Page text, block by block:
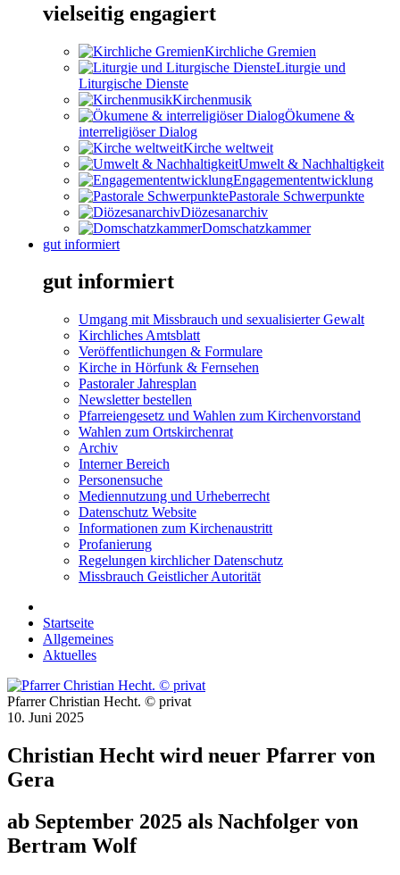
vielseitig engagiert
Kirchliche Gremien
Liturgie und
Liturgische Dienste
Kirchenmusik
Ökumene &
interreligiöser Dialog
Kirche weltweit
Umwelt & Nachhaltigkeit
Engagemententwicklung
Pastorale Schwerpunkte
Diözesanarchiv
Domschatzkammer
gut informiert
gut informiert
Umgang mit Missbrauch und sexualisierter Gewalt
Kirchliches Amtsblatt
Veröffentlichungen & Formulare
Kirche in Hörfunk & Fernsehen
Pastoraler Jahresplan
Newsletter bestellen
Pfarreiengesetz und Wahlen zum Kirchenvorstand
Wahlen zum Ortskirchenrat
Archiv
Interner Bereich
Personensuche
Mediennutzung und Urheberrecht
Datenschutz Website
Informationen zum Kirchenaustritt
Profanierung
Regelungen kirchlicher Datenschutz
Missbrauch Geistlicher Autorität
Startseite
Allgemeines
Aktuelles
Pfarrer Christian Hecht. © privat
10. Juni 2025
Christian Hecht wird neuer Pfarrer von
Gera
ab September 2025 als Nachfolger von
Bertram Wolf